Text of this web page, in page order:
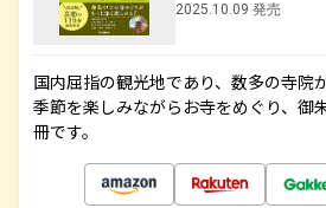
2025.10.09 発売
国内屈指の観光地であり、数多の寺院
季節を楽しみながらお寺をめぐり、御
冊です。